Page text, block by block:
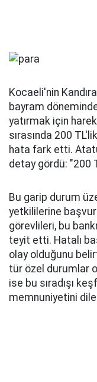
Kocaeli'nin
bayram
yatırmak için
sırasında 200
hata fark etti.
detay gördü: "200
Bu garip durum
yetkililerine
görevlileri, bu
teyit etti. Hatalı
olay olduğunu
tür özel durumlar
ise bu sıradışı
memnuniyetini